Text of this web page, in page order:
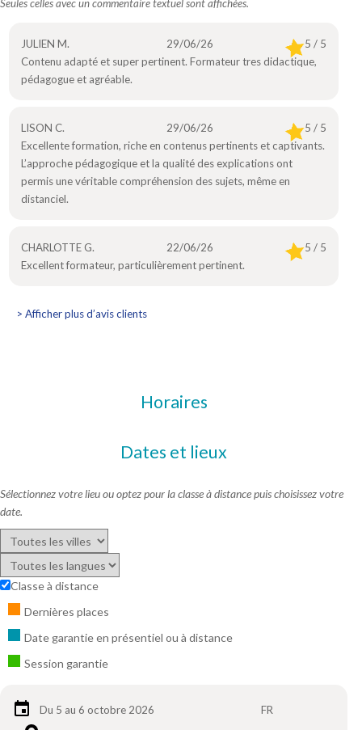
Seules celles avec un commentaire textuel sont affichées.
JULIEN M. 29/06/26
5 / 5
Contenu adapté et super pertinent. Formateur tres didactique,
pédagogue et agréable.
LISON C. 29/06/26
5 / 5
Excellente formation, riche en contenus pertinents et captivants.
L’approche pédagogique et la qualité des explications ont
permis une véritable compréhension des sujets, même en
distanciel.
CHARLOTTE G. 22/06/26
5 / 5
Excellent formateur, particulièrement pertinent.
> Afficher plus d’avis clients
Horaires
Dates et lieux
Sélectionnez votre lieu ou optez pour la classe à distance puis choisissez votre
date.
Classe à distance
Dernières places
Date garantie en présentiel ou à distance
Session garantie
Du 5 au 6 octobre 2026
FR